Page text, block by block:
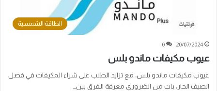
الطاقة الشمسية
20/07/2024
0
عيوب مكيفات ماندو بلس
عيوب مكيفات ماندو بلس، مع تزايد الطلب على شراء المكيفات في فصل
الصيف الحار، بات من الضروري معرفة الفرق بين…